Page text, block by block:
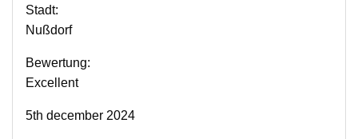
Stadt:
Nußdorf
Bewertung:
Excellent
5th december 2024